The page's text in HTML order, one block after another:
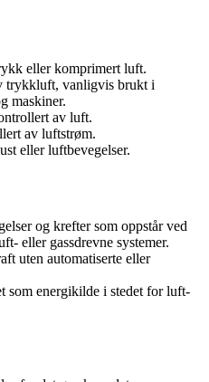
eller komprimert luft.
trykkluft, vanligvis brukt i
maskiner.
av luft.
av luftstrøm.
eller luftbevegelser.
og krefter som oppstår ved
eller gassdrevne systemer.
uten automatiserte eller
som energikilde i stedet for luft-